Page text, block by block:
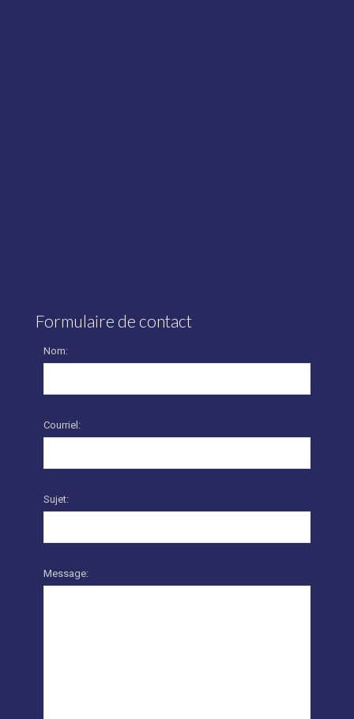
Formulaire de contact
Nom:
Courriel:
Sujet:
Message: